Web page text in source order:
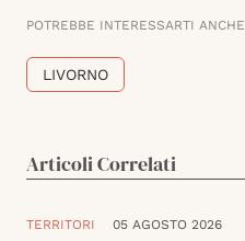
POTREBBE INTERESSARTI ANCHE
LIVORNO
Articoli Correlati
TERRITORI 05 AGOSTO 2026